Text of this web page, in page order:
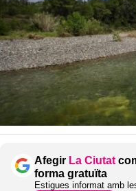
Afegir La Ciutat
forma gratuïta
Estigues informat amb